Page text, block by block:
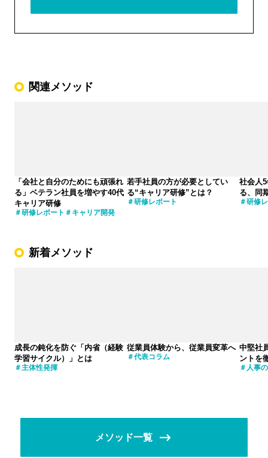
関連メソッド
「会社と自分のためにも頑張れ
る」ベテラン社員を増やす40代
キャリア研修
研修レポート キャリア開発
若手社員の方が必要としてい
る“キャリア研修”とは？
研修レポート
社会人
る、同
研修
新着メソッド
成長の鈍化を防ぐ「内省（経験
学習サイクル）」とは
主体性発揮
従業員体験から、従業員変革へ
代表コラム
中堅社
ントを
人事
メソッド一覧